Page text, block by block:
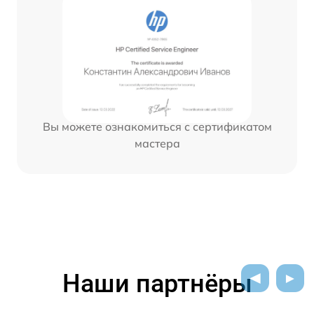
Вы можете ознакомиться с сертификатом
мастера
Наши партнёры